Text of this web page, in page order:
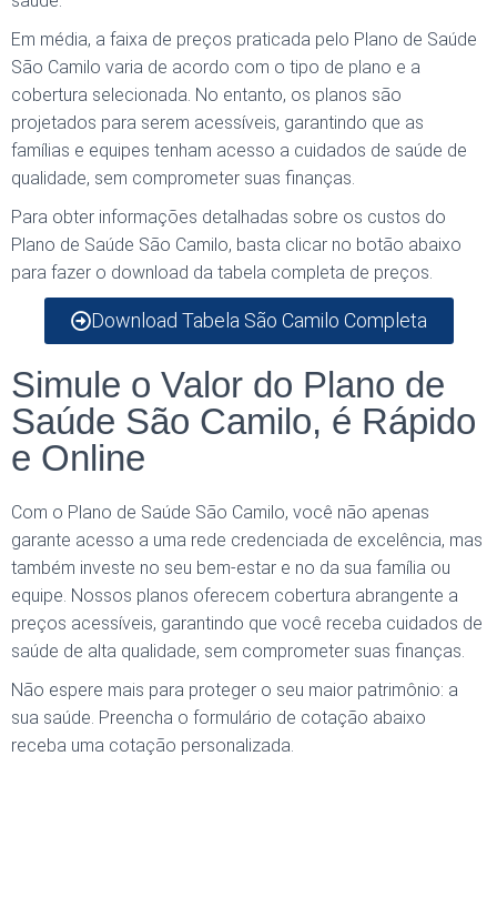
Em média, a faixa de preços praticada pelo Plano de Saúde
São Camilo varia de acordo com o tipo de plano e a
cobertura selecionada. No entanto, os planos são
projetados para serem acessíveis, garantindo que as
famílias e equipes tenham acesso a cuidados de saúde de
qualidade, sem comprometer suas finanças.
Para obter informações detalhadas sobre os custos do
Plano de Saúde São Camilo, basta clicar no botão abaixo
para fazer o download da tabela completa de preços.
Download Tabela São Camilo Completa
Simule o Valor do Plano de
Saúde São Camilo, é Rápido
e Online
Com o Plano de Saúde São Camilo, você não apenas
garante acesso a uma rede credenciada de excelência, mas
também investe no seu bem-estar e no da sua família ou
equipe. Nossos planos oferecem cobertura abrangente a
preços acessíveis, garantindo que você receba cuidados de
saúde de alta qualidade, sem comprometer suas finanças.
Não espere mais para proteger o seu maior patrimônio: a
sua saúde. Preencha o formulário de cotação abaixo
receba uma cotação personalizada.